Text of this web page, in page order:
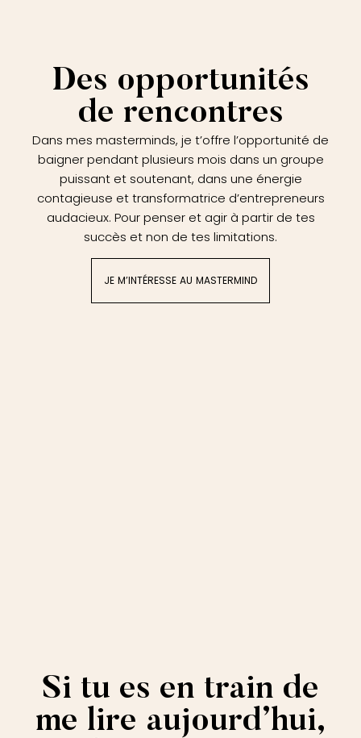
Des opportunités
de rencontres
Dans mes masterminds, je t’offre l’opportunité de
baigner pendant plusieurs mois dans un groupe
puissant et soutenant, dans une énergie
contagieuse et transformatrice d’entrepreneurs
audacieux. Pour penser et agir à partir de tes
succès et non de tes limitations.
JE M’INTÉRESSE AU MASTERMIND
Si tu es en train de
me lire aujourd’hui,